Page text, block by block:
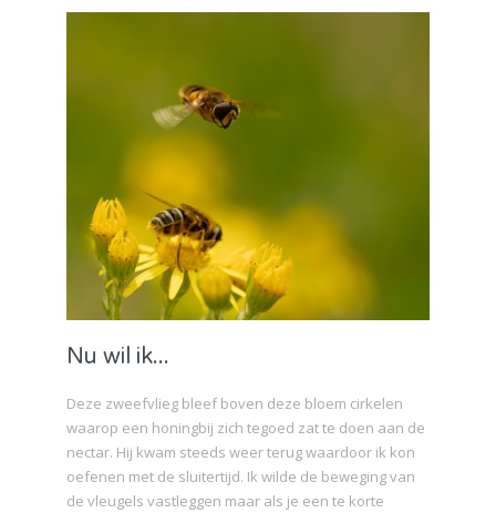
Nu wil ik...
Deze zweefvlieg bleef boven deze bloem cirkelen
waarop een honingbij zich tegoed zat te doen aan de
nectar. Hij kwam steeds weer terug waardoor ik kon
oefenen met de sluitertijd. Ik wilde de beweging van
de vleugels vastleggen maar als je een te korte